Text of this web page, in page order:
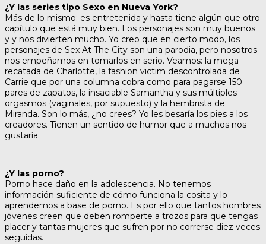
¿Y las series tipo Sexo en Nueva York?
Más de lo mismo: es entretenida y hasta tiene algún que otro
capítulo que está muy bien. Los personajes son muy buenos
y y nos divierten mucho. Yo creo que en cierto modo, los
personajes de Sex At The City son una parodia, pero nosotros
nos empeñamos en tomarlos en serio. Veamos: la mega
recatada de Charlotte, la fashion victim descontrolada de
Carrie que por una columna cobra como para pagarse 150
pares de zapatos, la insaciable Samantha y sus múltiples
orgasmos (vaginales, por supuesto) y la hembrista de
Miranda. Son lo más, ¿no crees? Yo les besaría los pies a los
creadores. Tienen un sentido de humor que a muchos nos
gustaría.
¿Y las porno?
Porno hace daño en la adolescencia. No tenemos
información suficiente de cómo funciona la cosita y lo
aprendemos a base de porno. Es por ello que tantos hombres
jóvenes creen que deben romperte a trozos para que tengas
placer y tantas mujeres que sufren por no correrse diez veces
seguidas.